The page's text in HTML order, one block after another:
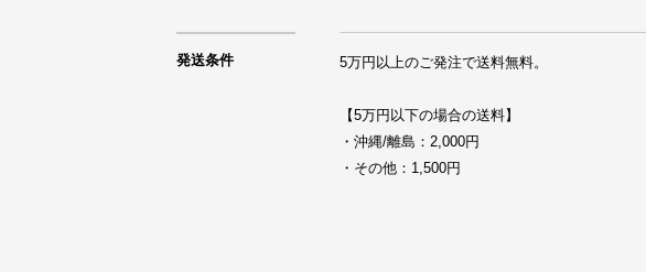
発送条件 5万円以上のご発注で送料無料。
【5万円以下の場合の送料】
・沖縄/離島：2,000円
・その他：1,500円